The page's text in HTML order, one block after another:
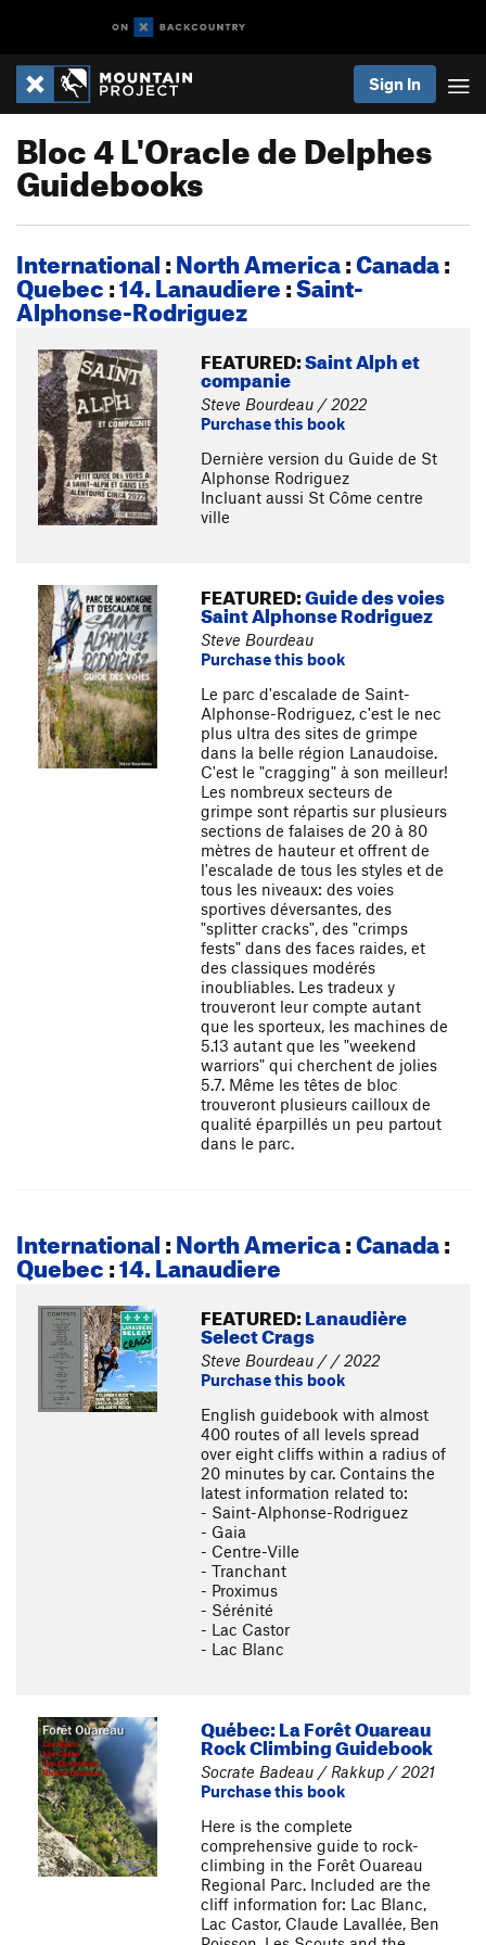
Sign In
Bloc 4 L'Oracle de Delphes
Guidebooks
International:North America:Canada:
Quebec:14. Lanaudiere:Saint-
Alphonse-Rodriguez
FEATURED:Saint Alph et
companie
Steve Bourdeau / 2022
Purchase this book
Dernière version du Guide de St
Alphonse Rodriguez
Incluant aussi St Côme centre
ville
FEATURED:Guide des voies
Saint Alphonse Rodriguez
Steve Bourdeau
Purchase this book
Le parc d'escalade de Saint-
Alphonse-Rodriguez, c'est le nec
plus ultra des sites de grimpe
dans la belle région Lanaudoise.
C'est le "cragging" à son meilleur!
Les nombreux secteurs de
grimpe sont répartis sur plusieurs
sections de falaises de 20 à 80
mètres de hauteur et offrent de
l'escalade de tous les styles et de
tous les niveaux: des voies
sportives déversantes, des
"splitter cracks", des "crimps
fests" dans des faces raides, et
des classiques modérés
inoubliables. Les tradeux y
trouveront leur compte autant
que les sporteux, les machines de
5.13 autant que les "weekend
warriors" qui cherchent de jolies
5.7. Même les têtes de bloc
trouveront plusieurs cailloux de
qualité éparpillés un peu partout
dans le parc.
International:North America:Canada:
Quebec:14. Lanaudiere
FEATURED:Lanaudière
Select Crags
Steve Bourdeau / / 2022
Purchase this book
English guidebook with almost
400 routes of all levels spread
over eight cliffs within a radius of
20 minutes by car. Contains the
latest information related to:
- Saint-Alphonse-Rodriguez
- Gaia
- Centre-Ville
- Tranchant
- Proximus
- Sérénité
- Lac Castor
- Lac Blanc
Québec: La Forêt Ouareau
Rock Climbing Guidebook
Socrate Badeau / Rakkup / 2021
Purchase this book
Here is the complete
comprehensive guide to rock-
climbing in the Forêt Ouareau
Regional Parc. Included are the
cliff information for: Lac Blanc,
Lac Castor, Claude Lavallée, Ben